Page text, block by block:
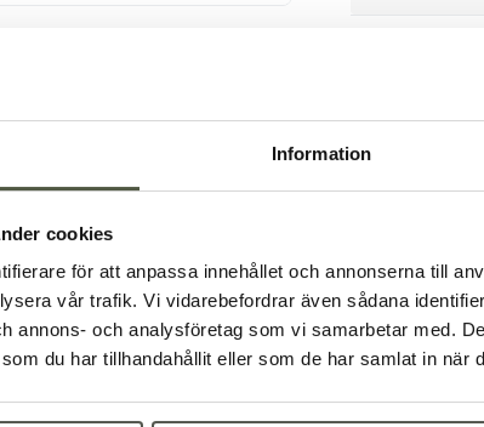
Information
cookies
för att anpassa innehållet och annonserna till
vår trafik. Vi vidarebefordrar även sådana
annons- och analysföretag som vi samarbetar med.
du har tillhandahållit eller som de har samlat in när
Välkommen till Bakers!
Handlar du som företag eller
Fortsätt som privatperson
Fortsätt